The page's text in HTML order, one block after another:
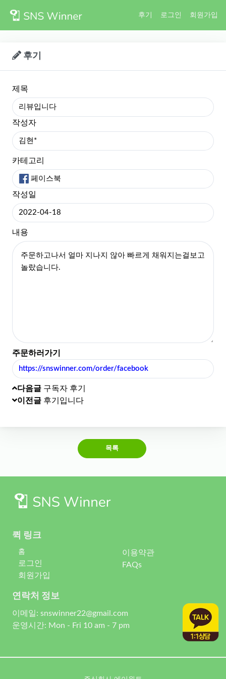
후기 로그인 회원가입
후기
제목
리뷰입니다
작성자
김현*
카테고리
페이스북
작성일
2022-04-18
내용
주문하러가기
https://snswinner.com/order/facebook
다음글 구독자 후기
이전글 후기입니다
목록
퀵 링크
홈
로그인
회원가입
이용약관
FAQs
연락처 정보
이메일: snswinner22@gmail.com
운영시간: Mon - Fri 10 am - 7 pm